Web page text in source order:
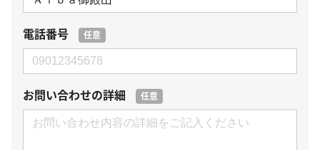
電話番号 任意
お問い合わせの詳細 任意